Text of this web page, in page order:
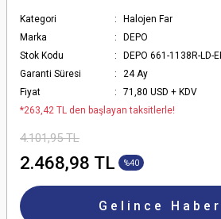
Kategori
Halojen Far
Marka
DEPO
Stok Kodu
DEPO 661-1138R-LD-
Garanti Süresi
24 Ay
Fiyat
71,80 USD + KDV
*263,42 TL den başlayan taksitlerle!
4.101,95 TL
2.468,98 TL %40
Gelince